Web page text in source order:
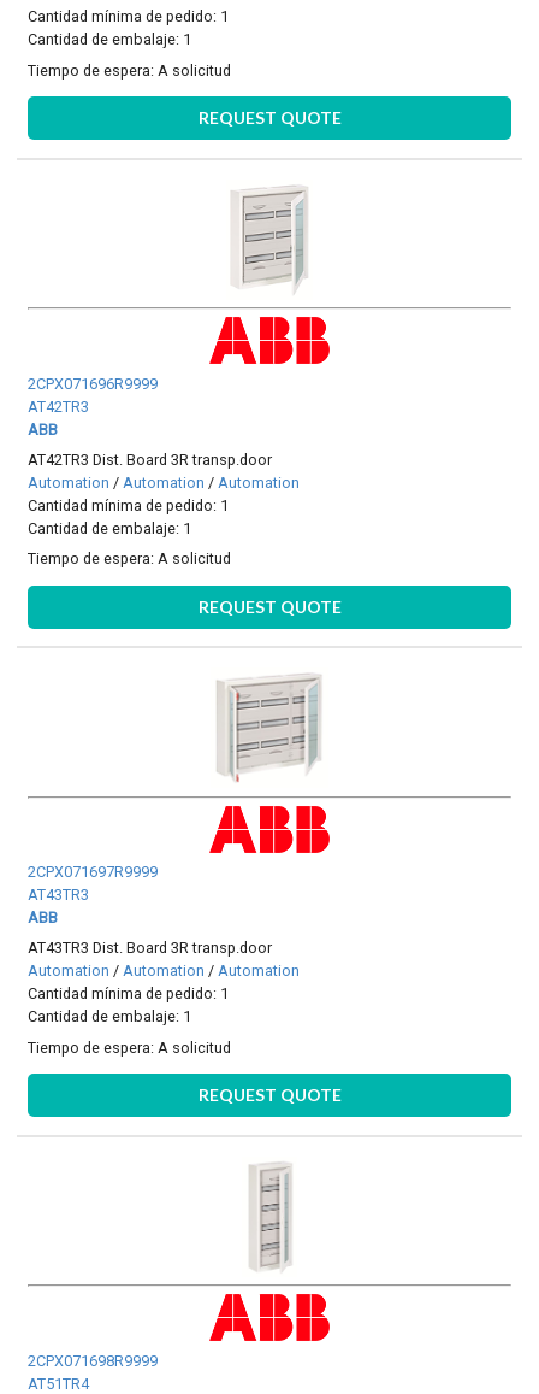
Cantidad mínima de pedido: 1
Cantidad de embalaje: 1
Tiempo de espera: A solicitud
REQUEST QUOTE
2CPX071696R9999
AT42TR3
ABB
AT42TR3 Dist. Board 3R transp.door
Automation / Automation / Automation
Cantidad mínima de pedido: 1
Cantidad de embalaje: 1
Tiempo de espera:A solicitud
REQUEST QUOTE
2CPX071697R9999
AT43TR3
ABB
AT43TR3 Dist. Board 3R transp.door
Automation /Automation /Automation
Cantidad mínima de pedido: 1
Cantidad de embalaje: 1
Tiempo de espera: A solicitud
REQUEST QUOTE
2CPX071698R9999
AT51TR4